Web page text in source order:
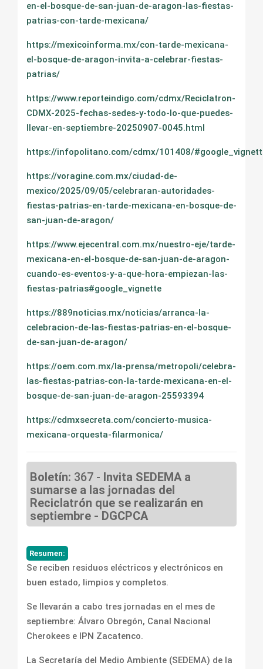
en-el-bosque-de-san-juan-de-aragon-las-fiestas-
patrias-con-tarde-mexicana/
https://mexicoinforma.mx/con-tarde-mexicana-
el-bosque-de-aragon-invita-a-celebrar-fiestas-
patrias/
https://www.reporteindigo.com/cdmx/Reciclatron-
CDMX-2025-fechas-sedes-y-todo-lo-que-puedes-
llevar-en-septiembre-20250907-0045.html
https://infopolitano.com/cdmx/101408/
https://voragine.com.mx/ciudad-de-
mexico/2025/09/05/celebraran-autoridades-
fiestas-patrias-en-tarde-mexicana-en-bosque-de-
san-juan-de-aragon/
https://www.ejecentral.com.mx/nuestro-eje/tarde-
mexicana-en-el-bosque-de-san-juan-de-aragon-
cuando-es-eventos-y-a-que-hora-empiezan-las-
fiestas-patrias#google_vignette
https://889noticias.mx/noticias/arranca-la-
celebracion-de-las-fiestas-patrias-en-el-bosque-
de-san-juan-de-aragon/
https://oem.com.mx/la-prensa/metropoli/celebra-
las-fiestas-patrias-con-la-tarde-mexicana-en-el-
bosque-de-san-juan-de-aragon-25593394
https://cdmxsecreta.com/concierto-musica-
mexicana-orquesta-filarmonica/
Boletín: 367 - Invita SEDEMA a
sumarse a las jornadas del
Reciclatrón que se realizarán en
septiembre - DGCPCA
Resumen:
Se reciben residuos eléctricos y electrónicos en
buen estado, limpios y completos.
Se llevarán a cabo tres jornadas en el mes de
septiembre: Álvaro Obregón, Canal Nacional
Cherokees e IPN Zacatenco.
La Secretaría del Medio Ambiente (SEDEMA) de la